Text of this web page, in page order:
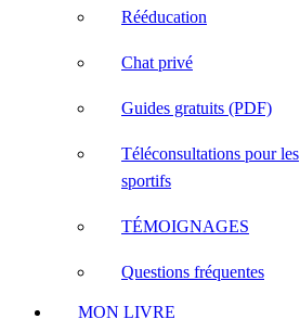
Rééducation
Chat privé
Guides gratuits (PDF)
Téléconsultations pour les
sportifs
TÉMOIGNAGES
Questions fréquentes
MON LIVRE